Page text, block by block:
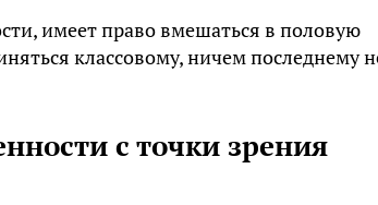
имеет право вмешаться в половую
классовому, ничем последнему
с точки зрения